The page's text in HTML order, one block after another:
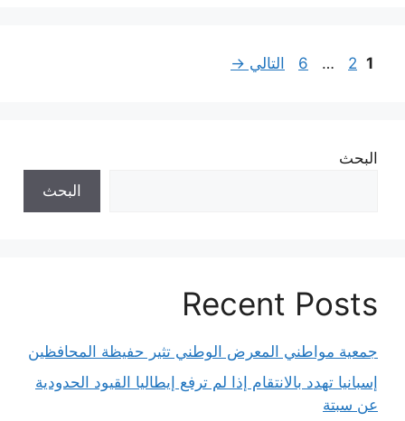
Page
1
Page
2
…
Page
6 التالي →
البحث
البحث
Recent Posts
جمعية مواطني المعرض الوطني تثير حفيظة المحافظين
إسبانيا تهدد بالانتقام إذا لم ترفع إيطاليا القيود الحدودية
عن سبتة